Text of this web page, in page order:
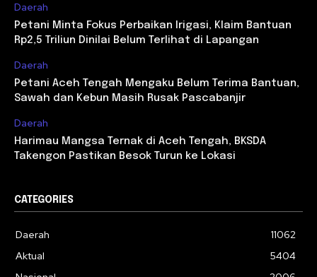
Daerah
Petani Minta Fokus Perbaikan Irigasi, Klaim Bantuan
Rp2,5 Triliun Dinilai Belum Terlihat di Lapangan
Daerah
Petani Aceh Tengah Mengaku Belum Terima Bantuan,
Sawah dan Kebun Masih Rusak Pascabanjir
Daerah
Harimau Mangsa Ternak di Aceh Tengah, BKSDA
Takengon Pastikan Besok Turun ke Lokasi
CATEGORIES
Daerah
11062
Aktual
5404